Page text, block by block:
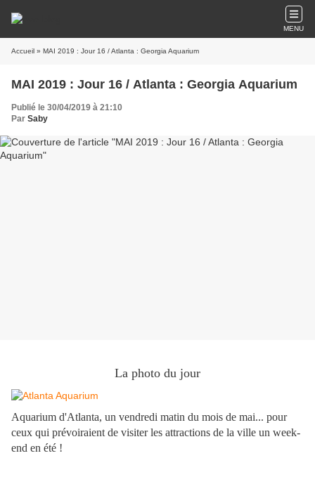
MENU
Accueil » MAI 2019 : Jour 16 / Atlanta : Georgia Aquarium
MAI 2019 : Jour 16 / Atlanta : Georgia Aquarium
Publié le 30/04/2019 à 21:10
Par Saby
La photo du jour
Aquarium d'Atlanta, un vendredi matin du mois de mai... pour
ceux qui prévoiraient de visiter les attractions de la ville un week-
end en été !